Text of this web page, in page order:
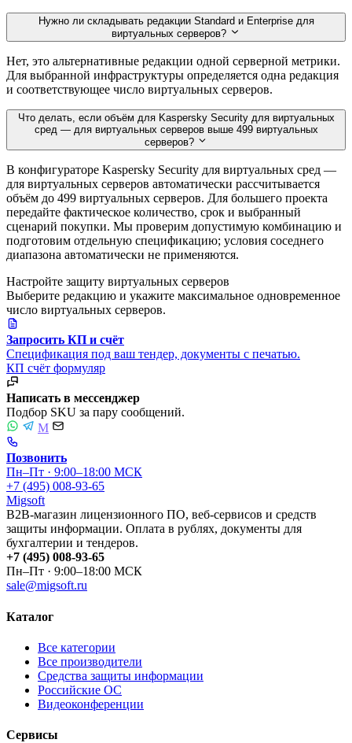
Нужно ли складывать редакции Standard и Enterprise для
виртуальных серверов?
Нет, это альтернативные редакции одной серверной метрики.
Для выбранной инфраструктуры определяется одна редакция
и соответствующее число виртуальных серверов.
Что делать, если объём для Kaspersky Security для виртуальных
сред — для виртуальных серверов выше 499 виртуальных
серверов?
В конфигураторе Kaspersky Security для виртуальных сред —
для виртуальных серверов автоматически рассчитывается
объём до 499 виртуальных серверов. Для большего проекта
передайте фактическое количество, срок и выбранный
сценарий покупки. Мы проверим допустимую комбинацию и
подготовим отдельную спецификацию; условия соседнего
диапазона автоматически не применяются.
Настройте защиту виртуальных серверов
Выберите редакцию и укажите максимальное одновременное
число виртуальных серверов.
Запросить КП и счёт
Спецификация под ваш тендер, документы с печатью.
КП счёт формуляр
Написать в мессенджер
Подбор SKU за пару сообщений.
M
Позвонить
Пн–Пт · 9:00–18:00 МСК
+7 (495) 008-93-65
Migsoft
B2B-магазин лицензионного ПО, веб-сервисов и средств
защиты информации. Оплата в рублях, документы для
бухгалтерии и тендеров.
+7 (495) 008-93-65
Пн–Пт · 9:00–18:00 МСК
sale@migsoft.ru
Каталог
Все категории
Все производители
Средства защиты информации
Российские ОС
Видеоконференции
Сервисы